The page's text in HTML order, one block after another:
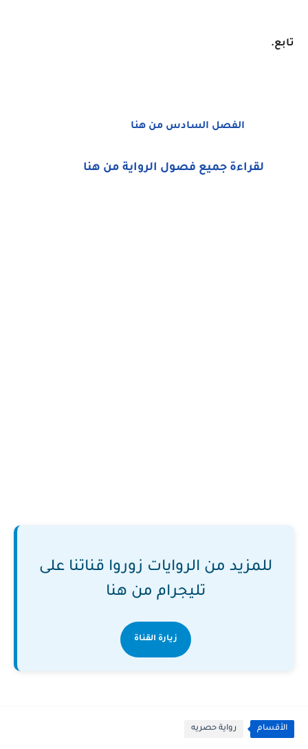
تابع.
الفصل السادس من هنا
لقراءة جميع فصول الرواية من هنا
للمزيد من الروايات زوروا قناتنا على
تليجرام من هنا
زيارة القناة
الأقسام رواية حصريه